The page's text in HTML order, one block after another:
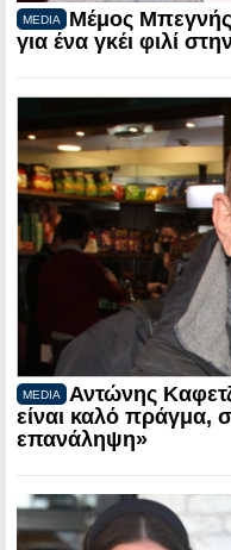
MEDIA
Μέμος
για ένα γκέι φιλί
MEDIA
Αντώνης
είναι καλό πράγμα,
επανάληψη»